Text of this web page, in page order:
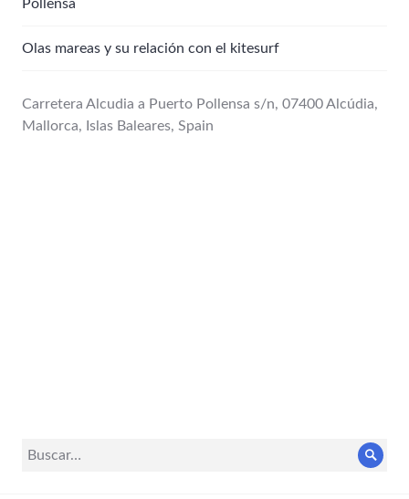
Pollensa
Olas mareas y su relación con el kitesurf
Carretera Alcudia a Puerto Pollensa s/n, 07400 Alcúdia,
Mallorca, Islas Baleares, Spain
Buscar: